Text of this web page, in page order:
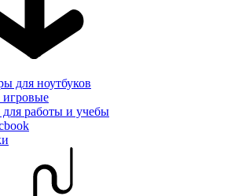
для ноутбуков
игровые
работы и учебы